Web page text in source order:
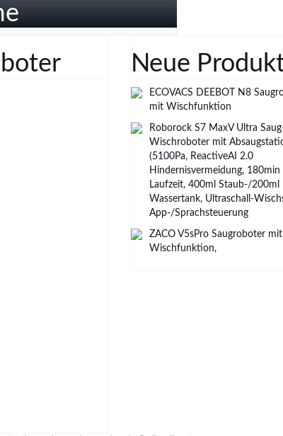
Neue
ECOVACS DEEBOT N8
mit Wischfunktion
Roborock S7 MaxV Ultra
Wischroboter mit
(5100Pa, ReactiveAI 2.0
Hindernisvermeidung, 180min
Laufzeit, 400ml Staub-/200ml
Wassertank, Ultraschall-
App-/Sprachsteuerung
ZACO V5sPro Saugroboter mit
Wischfunktion,